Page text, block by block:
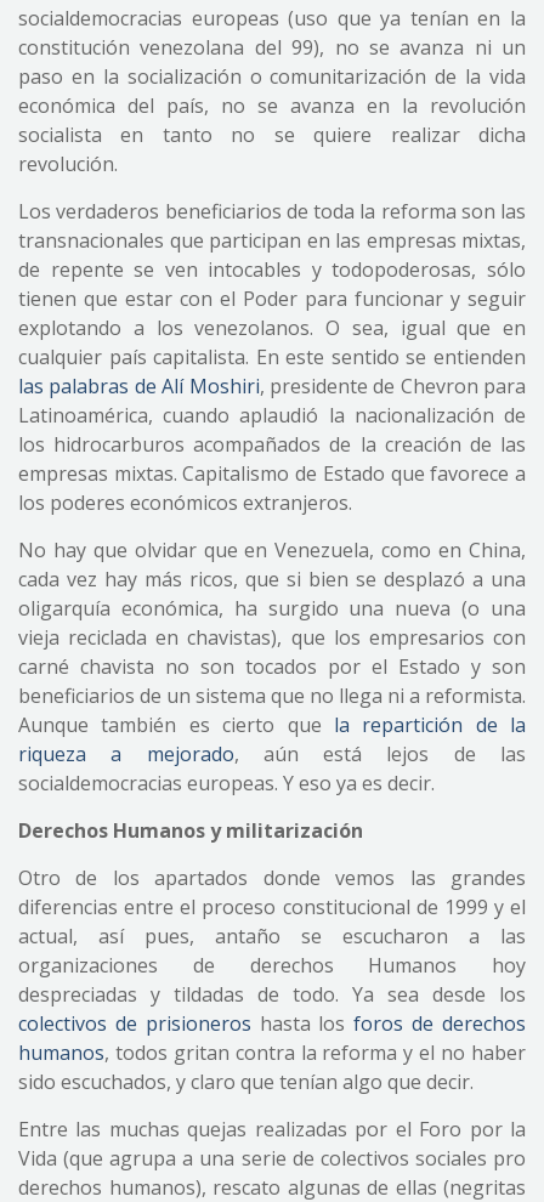
socialdemocracias europeas (uso que ya tenían en la
constitución venezolana del 99), no se avanza ni un
paso en la socialización o comunitarización de la vida
económica del país, no se avanza en la revolución
socialista en tanto no se quiere realizar dicha
revolución.
Los verdaderos beneficiarios de toda la reforma son las
transnacionales que participan en las empresas mixtas,
de repente se ven intocables y todopoderosas, sólo
tienen que estar con el Poder para funcionar y seguir
explotando a los venezolanos. O sea, igual que en
cualquier país capitalista. En este sentido se entienden
las palabras de Alí Moshiri, presidente de Chevron para
Latinoamérica, cuando aplaudió la nacionalización de
los hidrocarburos acompañados de la creación de las
empresas mixtas. Capitalismo de Estado que favorece a
los poderes económicos extranjeros.
No hay que olvidar que en Venezuela, como en China,
cada vez hay más ricos, que si bien se desplazó a una
oligarquía económica, ha surgido una nueva (o una
vieja reciclada en chavistas), que los empresarios con
carné chavista no son tocados por el Estado y son
beneficiarios de un sistema que no llega ni a reformista.
Aunque también es cierto que la repartición de la
riqueza a mejorado, aún está lejos de las
socialdemocracias europeas. Y eso ya es decir.
Derechos Humanos y militarización
Otro de los apartados donde vemos las grandes
diferencias entre el proceso constitucional de 1999 y el
actual, así pues, antaño se escucharon a las
organizaciones de derechos Humanos hoy
despreciadas y tildadas de todo. Ya sea desde los
colectivos de prisioneros hasta losforos de derechos
humanos, todos gritan contra la reforma y el no haber
sido escuchados, y claro que tenían algo que decir.
Entre las muchas quejas realizadas por el Foro por la
Vida (que agrupa a una serie de colectivos sociales pro
derechos humanos), rescato algunas de ellas (negritas